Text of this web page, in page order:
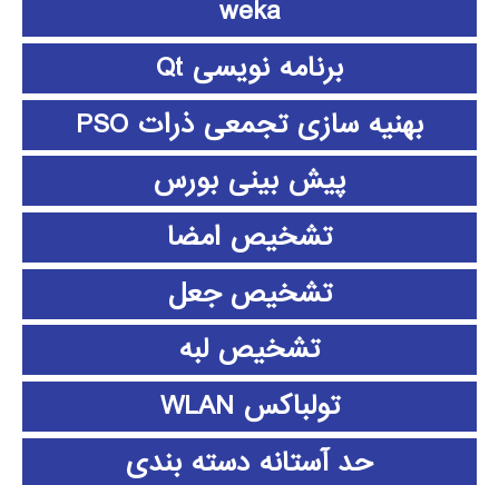
weka
برنامه نویسی Qt
بهنیه سازی تجمعی ذرات PSO
پیش بینی بورس
تشخیص امضا
تشخیص جعل
تشخیص لبه
تولباکس WLAN
حد آستانه دسته بندی